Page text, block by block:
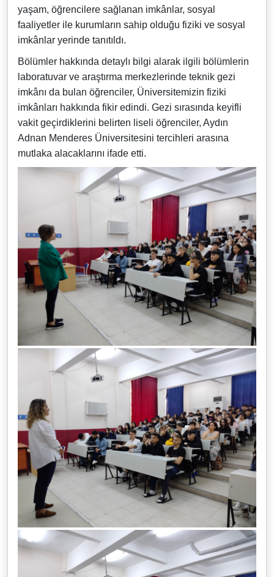
yaşam, öğrencilere sağlanan imkânlar, sosyal
faaliyetler ile kurumların sahip olduğu fiziki ve sosyal
imkânlar yerinde tanıtıldı.
Bölümler hakkında detaylı bilgi alarak ilgili bölümlerin
laboratuvar ve araştırma merkezlerinde teknik gezi
imkânı da bulan öğrenciler, Üniversitemizin fiziki
imkânları hakkında fikir edindi. Gezi sırasında keyifli
vakit geçirdiklerini belirten liseli öğrenciler, Aydın
Adnan Menderes Üniversitesini tercihleri arasına
mutlaka alacaklarını ifade etti.